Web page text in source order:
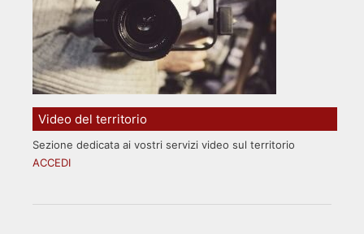
Video del territorio
Sezione dedicata ai vostri servizi video sul territorio
ACCEDI